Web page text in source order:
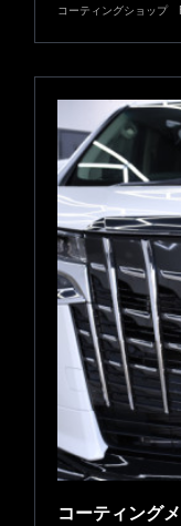
コーティングショップ
コーティング